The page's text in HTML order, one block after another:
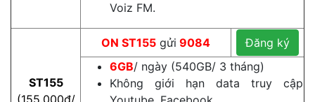
Voiz FM.
ST155
ON ST155 gửi 9084
Đăng ký
6GB/ ngày (540GB/ 3 tháng)
Không giới hạn data truy cập